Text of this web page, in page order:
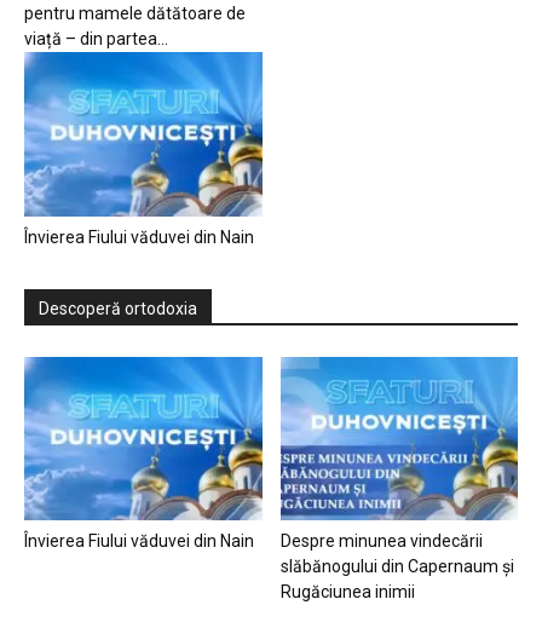
pentru mamele dătătoare de
viață – din partea...
Învierea Fiului văduvei din Nain
Descoperă ortodoxia
Învierea Fiului văduvei din Nain
Despre minunea vindecării
slăbănogului din Capernaum și
Rugăciunea inimii